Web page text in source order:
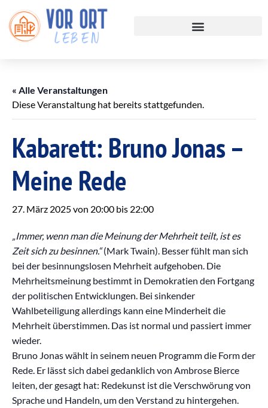
« Alle Veranstaltungen
Diese Veranstaltung hat bereits stattgefunden.
Kabarett: Bruno Jonas –
Meine Rede
27. März 2025 von 20:00 bis 22:00
„Immer, wenn man die Meinung der Mehrheit teilt, ist es
Zeit sich zu besinnen.“(Mark Twain). Besser fühlt man sich
bei der besinnungslosen Mehrheit aufgehoben. Die
Mehrheitsmeinung bestimmt in Demokratien den Fortgang
der politischen Entwicklungen. Bei sinkender
Wahlbeteiligung allerdings kann eine Minderheit die
Mehrheit überstimmen. Das ist normal und passiert immer
wieder.
Bruno Jonas wählt in seinem neuen Programm die Form der
Rede. Er lässt sich dabei gedanklich von Ambrose Bierce
leiten, der gesagt hat: Redekunst ist die Verschwörung von
Sprache und Handeln, um den Verstand zu hintergehen.